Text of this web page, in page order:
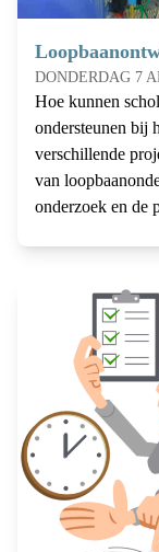
DONDERDAG 7
Hoe kunnen
ondersteunen bij
verschillende
van
onderzoek en de